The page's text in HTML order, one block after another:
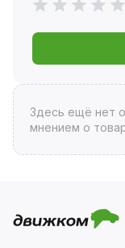
Здесь ещё нет
мнением о